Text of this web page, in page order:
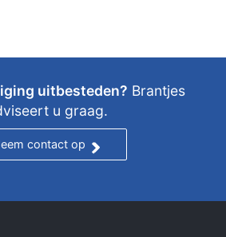
uitbesteden? Brantjes
u graag.
contact op